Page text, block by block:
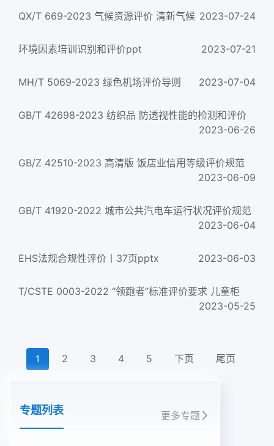
QX/T 669-2023 气候资源评价 清新气候 2023-07-24
环境因素培训识别和评价ppt 2023-07-21
MH/T 5069-2023 绿色机场评价导则 2023-07-04
GB/T 42698-2023 纺织品 防透视性能的检测和评价
2023-06-26
GB/Z 42510-2023 高清版 饭店业信用等级评价规范
2023-06-09
GB/T 41920-2022 城市公共汽电车运行状况评价规范
2023-06-04
EHS法规合规性评价丨37页pptx 2023-06-03
T/CSTE 0003-2022 “领跑者”标准评价要求 儿童柜
2023-05-25
1 2 3 4 5 下页 尾页
专题列表 更多专题